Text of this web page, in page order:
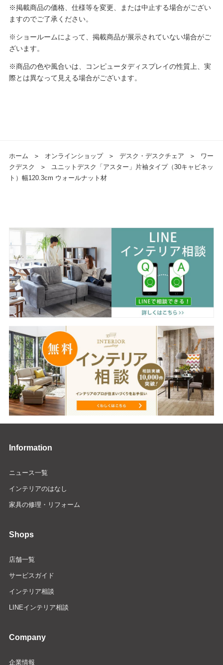
※掲載商品の価格、仕様等を変更、または中止する場合がござい
ますのでご了承ください。
※ショールームによって、掲載商品が展示されていない場合がご
ざいます。
※商品の色や風合いは、コンピュータディスプレイの性質上、実
際とは異なって見える場合がございます。
ホーム ＞ オンラインショップ ＞ デスク・デスクチェア ＞
ワー
クデスク
＞
ユニットデスク「アスター」片袖タイプ（30キャビネッ
ト）幅120.3cm ウォールナット材
Information
ニュース一覧
インテリアのはなし
家具の修理・リフォーム
Shops
店舗一覧
サービスガイド
インテリア相談
LINEインテリア相談
Company
企業情報